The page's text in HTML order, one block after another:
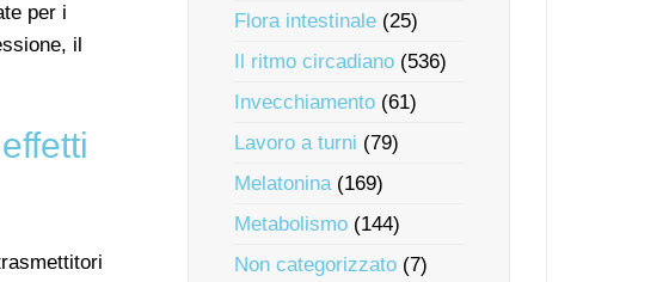
per i
il
Flora intestinale (25)
Il ritmo circadiano (536)
Invecchiamento (61)
Lavoro a turni (79)
Melatonina(169)
Metabolismo (144)
Non categorizzato (7)